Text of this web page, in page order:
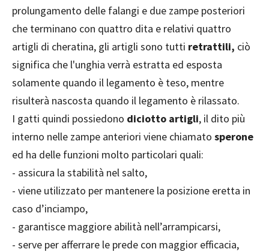
prolungamento delle falangi e due zampe posteriori
che terminano con quattro dita e relativi quattro
artigli di cheratina, gli artigli sono tutti retrattili, ciò
significa che l'unghia verrà estratta ed esposta
solamente quando il legamento è teso, mentre
risulterà nascosta quando il legamento è rilassato.
I gatti quindi possiedono diciotto artigli, il dito più
interno nelle zampe anteriori viene chiamato sperone
ed ha delle funzioni molto particolari quali:
- assicura la stabilità nel salto,
- viene utilizzato per mantenere la posizione eretta in
caso d’inciampo,
- garantisce maggiore abilità nell’arrampicarsi,
- serve per afferrare le prede con maggior efficacia,